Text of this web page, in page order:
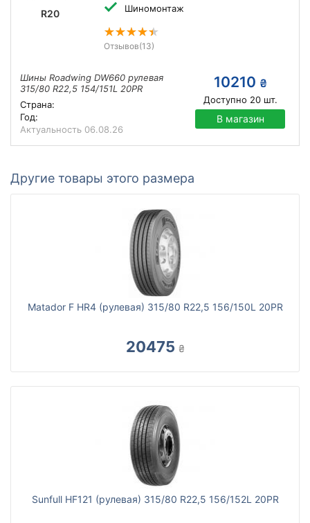
R20 Шиномонтаж
Отзывов(13)
Шины Roadwing DW660 рулевая
315/80 R22,5 154/151L 20PR
Страна:
Год:
Актуальность 06.08.26
10210 ₴
Доступно 20шт.
В магазин
Другие товары этого размера
Matador F HR4 (рулевая) 315/80 R22,5 156/150L 20PR
20475 ₴
Sunfull HF121 (рулевая) 315/80 R22,5 156/152L 20PR